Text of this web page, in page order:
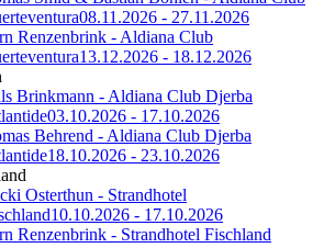
08.11.2026 - 27.11.2026
Renzenbrink - Aldiana Club
13.12.2026 - 18.12.2026
Brinkmann - Aldiana Club Djerba
03.10.2026 - 17.10.2026
Behrend - Aldiana Club Djerba
18.10.2026 - 23.10.2026
Osterthun - Strandhotel
10.10.2026 - 17.10.2026
Renzenbrink - Strandhotel Fischland